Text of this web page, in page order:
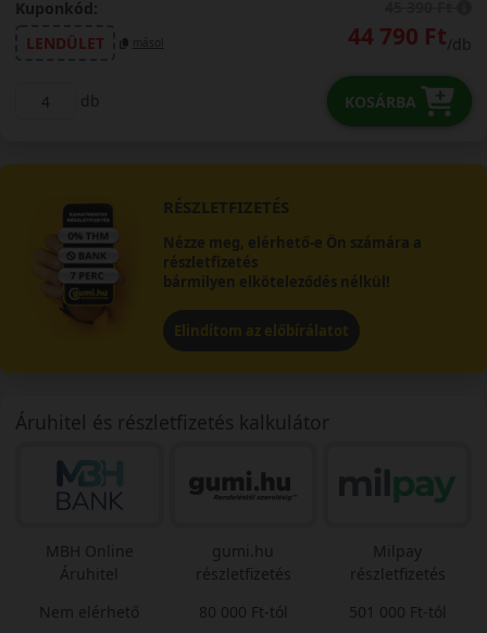
Kuponkód:
LENDÜLET
másol 44 790 Ft/db
db KOSÁRBA
RÉSZLETFIZETÉS
Nézze meg, elérhető-e Ön számára a
részletfizetés
bármilyen elköteleződés nélkül!
Elindítom az előbírálatot
Áruhitel és részletfizetés kalkulátor
MBH Online
Áruhitel
Nem elérhető
gumi.hu
részletfizetés
80 000 Ft-tól
Milpay
részletfizetés
501 000 Ft-tól